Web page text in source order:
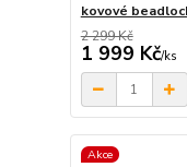
kovové
2 299 Kč
1 999 Kč/ks
Akce